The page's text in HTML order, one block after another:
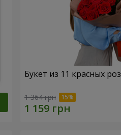
Букет из 11 красных роз
1 364 грн